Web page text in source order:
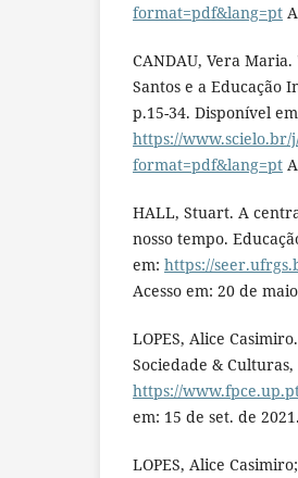
format=pdf&lang=pt
CANDAU, Vera
Santos e a Educação
p.15-34. Disponível
https://www.scielo.br/
format=pdf&lang=pt
HALL, Stuart. A
nosso tempo.
em: https://
Acesso em: 20 de
LOPES, Alice
Sociedade &
https://
em: 15 de set. de 2021.
LOPES, Alice